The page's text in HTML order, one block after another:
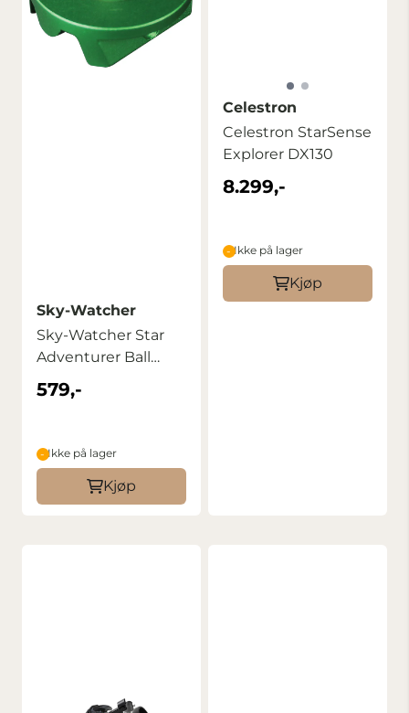
Sky-Watcher
Sky-Watcher Star
Adventurer Ball
Head Adapter
579,-
Ikke på lager
Kjøp
Celestron
Celestron StarSense
Explorer DX130
8.299,-
Ikke på lager
Kjøp